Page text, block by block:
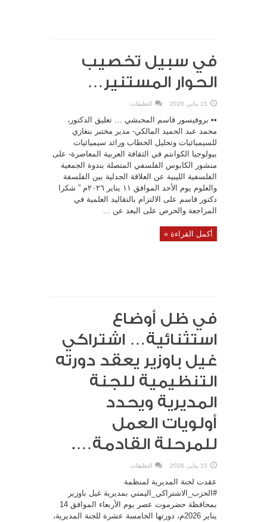
في سبيل تخصيب
الحوار المستنير…
15 يناير، 2026 التعليقات
تخصيب
الحوار
المستنير…
مغلقة
•• بروفيسور قاسم المحبشي … تعليق الدكتور،
محمد عبد الحميد المالكي- مدير مختبر بنغازي
للسيميائيات وتحليل الخطاب ورائد سيميائيات
بيولوجيا الكوانتم في الثقافة العربية المعاصرة- على
منشور الكابوس الفلسفي المتصلة بندوة الجمعية
الفلسفية الليبية عن العلاقة الجدلية بين الفلسفة
والعلوم يوم الأحد الموافق ١١ يناير ٢٠٢٦م ” شكرا
دكتور قاسم على الالتزام بالتقاليد العلمية في
المراجعة والحرص على البعد عن ...
أكمل القراءة »
في ظل أوضاع
استثنائية… اشتراكي
غيل باوزير يعقد دورته
التنظيمية للجنة
المديرية ويحدد
أولويات العمل
للمرحلة القادمة….
15 يناير، 2026 التعليقات
أوضاع
استثنائية…
اشتراكي
غيل
باوزير
يعقد
عقدت لجنة المديرية لمنظمة
#الحزب_الاشتراكي_اليمني بمديرية غيل باوزير
بمحافظة حضرموت عصر يوم الأربعاء الموافق 14
يناير 2026م، دورتها الخامسة عشرة للجنة المديرية،